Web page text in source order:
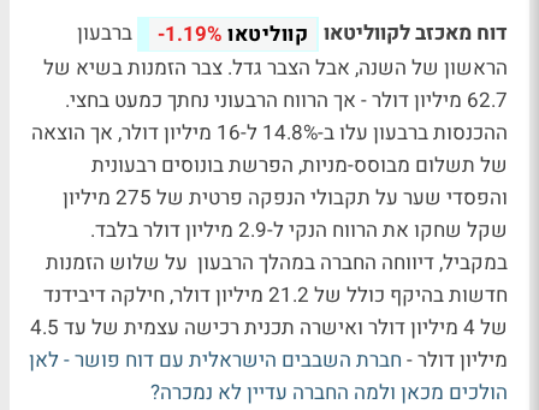
דוח מאכזב לקווליטאו קווליטאו -1.19%
ברבעון
הראשון של השנה, אבל הצבר גדל. צבר הזמנות בשיא של
62.7 מיליון דולר - אך הרווח הרבעוני נחתך כמעט בחצי.
ההכנסות ברבעון עלו ב-14.8% ל-16 מיליון דולר, אך הוצאה
של תשלום מבוסס-מניות, הפרשת בונוסים רבעונית
והפסדי שער על תקבולי הנפקה פרטית של 275 מיליון
שקל שחקו את הרווח הנקי ל-2.9 מיליון דולר בלבד.
במקביל, דיווחה החברה במהלך הרבעון על שלוש הזמנות
חדשות בהיקף כולל של 21.2 מיליון דולר, חילקה דיבידנד
של 4 מיליון דולר ואישרה תכנית רכישה עצמית של עד 4.5
מיליון דולר - חברת השבבים הישראלית עם דוח פושר - לאן
הולכים מכאן ולמה החברה עדיין לא נמכרה?